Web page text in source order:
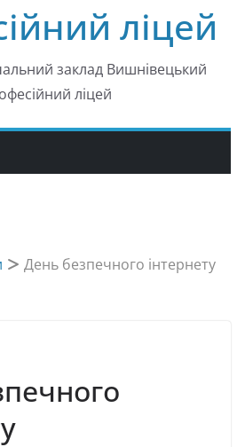
ліцей
заклад Вишнівецький
ліцей
День безпечного інтернету